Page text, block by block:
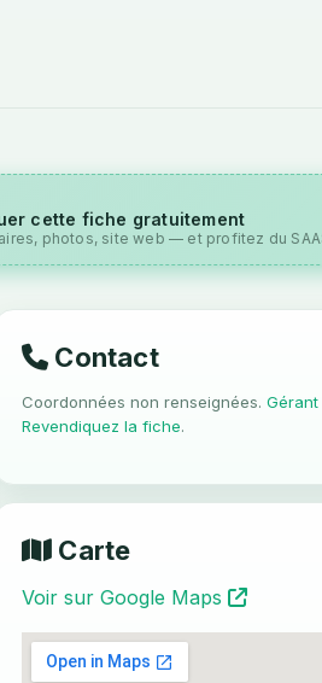
cette fiche gratuitement
photos, site web — et profitez du
Contact
Coordonnées non renseignées. Gérant
Revendiquez la fiche.
Carte
Voir sur Google Maps